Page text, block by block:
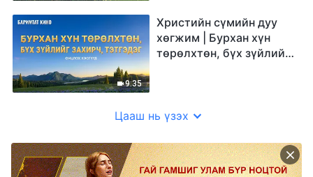
9:35
Христийн сүмийн дуу
хөгжим | Бурхан хүн
төрөлхтөн, бүх зүйлийг
Цааш нь үзэх